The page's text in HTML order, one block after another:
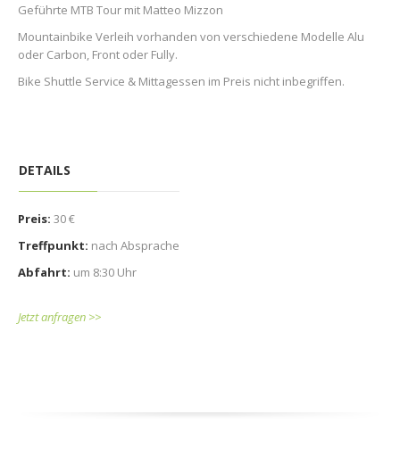
Geführte MTB Tour mit Matteo Mizzon
Mountainbike Verleih vorhanden von verschiedene Modelle Alu
oder Carbon, Front oder Fully.
Bike Shuttle Service & Mittagessen im Preis nicht inbegriffen.
DETAILS
Preis: 30 €
Treffpunkt: nach Absprache
Abfahrt: um 8:30 Uhr
Jetzt anfragen >>